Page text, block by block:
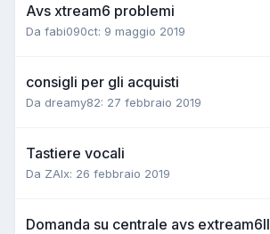
Avs xtream6 problemi
Da fabi090ct: 9 maggio 2019
consigli per gli acquisti
Da dreamy82: 27 febbraio 2019
Tastiere vocali
Da ZAlx: 26 febbraio 2019
Domanda su centrale avs extream6ll